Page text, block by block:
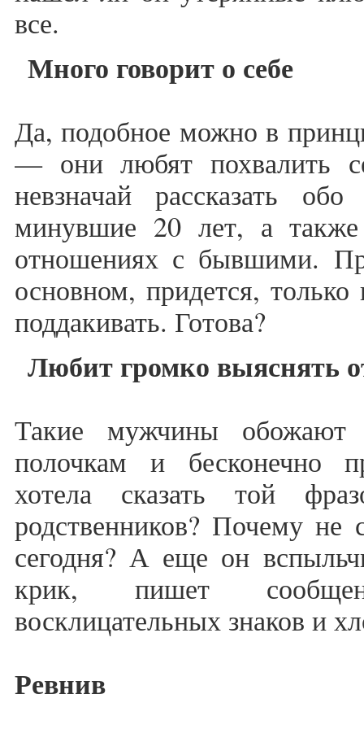
все.
Много говорит о себе
Да, подобное можно в
— они любят похвалить
невзначай рассказать
минувшие 20 лет, а также
отношениях с бывшими.
основном, придется,
поддакивать. Готова?
Любит громко выяснять
Такие мужчины обожают
полочкам и бесконечно
хотела сказать той
родственников? Почему не
сегодня? А еще он
крик, пишет
восклицательных знаков и
Ревнив